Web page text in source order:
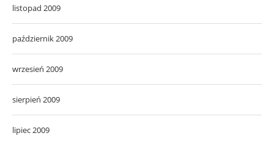
listopad 2009
październik 2009
wrzesień 2009
sierpień 2009
lipiec 2009